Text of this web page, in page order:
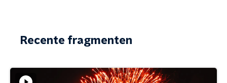
Recente fragmenten